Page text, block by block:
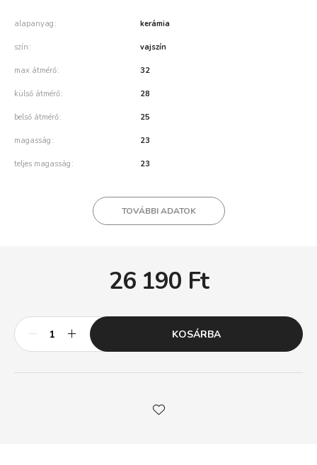
alapanyag kerámia
szín vajszín
max átmérő 32
külső átmérő 28
belső átmérő 25
magasság 23
teljes magasság 23
TOVÁBBI ADATOK
26 190 Ft
KOSÁRBA